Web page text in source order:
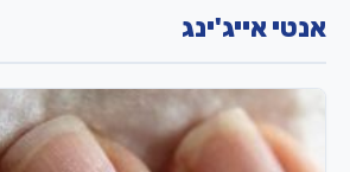
אנטי אייג'ינג